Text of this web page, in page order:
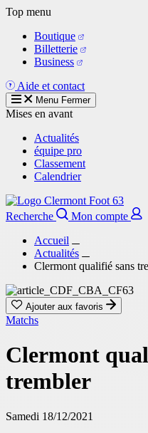
Aller
contenu
principal
Top menu
Boutique
Billetterie
Business
Aide et contact
Menu Fermer
Mises en avant
Actualités
équipe pro
Classement
Calendrier
Recherche
Mon compte
Accueil
Actualités
Clermont qualifié sans
Ajouter aux favoris
Matchs
Clermont
trembler
Samedi 18/12/2021